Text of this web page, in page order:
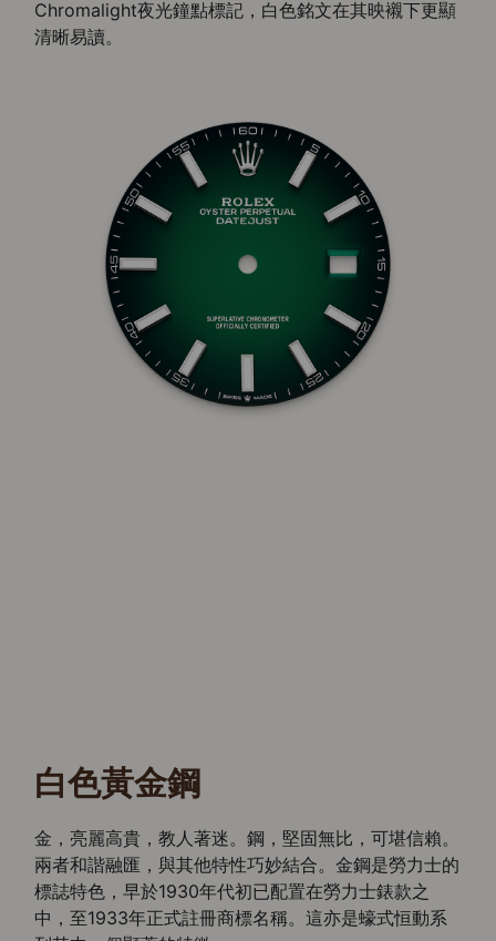
Chromalight夜光鐘點標記，白色銘文在其映襯下更顯
清晰易讀。
白色黃金鋼
金，亮麗高貴，教人著迷。鋼，堅固無比，可堪信賴。
兩者和諧融匯，與其他特性巧妙結合。金鋼是勞力士的
標誌特色，早於1930年代初已配置在勞力士錶款之
中，至1933年正式註冊商標名稱。這亦是蠔式恒動系